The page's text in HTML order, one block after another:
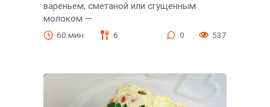
вареньем, сметаной или сгущенным
молоком —
60 мин. 6 0 537